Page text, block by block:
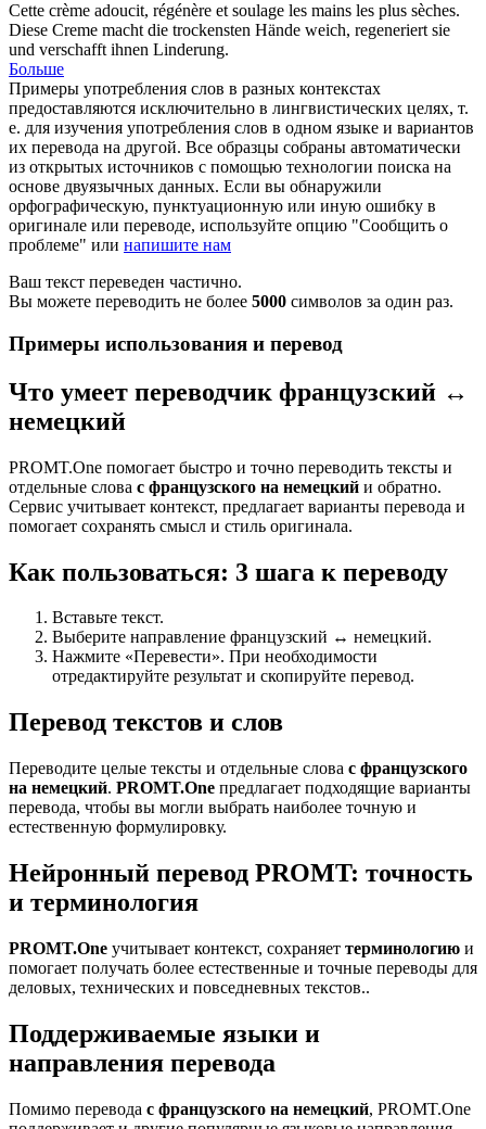
Cette crème adoucit, régénère et soulage les mains les plus sèches.
Diese Creme macht die trockensten Hände weich, regeneriert sie
und verschafft ihnen Linderung.
Больше
Примеры употребления слов в разных контекстах
предоставляются исключительно в лингвистических целях, т.
е. для изучения употребления слов в одном языке и вариантов
их перевода на другой. Все образцы собраны автоматически
из открытых источников с помощью технологии поиска на
основе двуязычных данных. Если вы обнаружили
орфографическую, пунктуационную или иную ошибку в
оригинале или переводе, используйте опцию "Сообщить о
проблеме" или напишите нам
Ваш текст переведен частично.
Вы можете переводить не более 5000 символов за один раз.
Примеры использования и перевод
Что умеет переводчик французский ↔
немецкий
PROMT.One помогает быстро и точно переводить тексты и
отдельные слова с французского на немецкий и обратно.
Сервис учитывает контекст, предлагает варианты перевода и
помогает сохранять смысл и стиль оригинала.
Как пользоваться: 3 шага к переводу
Вставьте текст.
Выберите направление французский ↔ немецкий.
Нажмите «Перевести». При необходимости
отредактируйте результат и скопируйте перевод.
Перевод текстов и слов
Переводите целые тексты и отдельные слова с французского
на немецкий. PROMT.One предлагает подходящие варианты
перевода, чтобы вы могли выбрать наиболее точную и
естественную формулировку.
Нейронный перевод PROMT: точность
и терминология
PROMT.One учитывает контекст, сохраняет терминологию и
помогает получать более естественные и точные переводы для
деловых, технических и повседневных текстов..
Поддерживаемые языки и
направления перевода
Помимо перевода с французского на немецкий, PROMT.One